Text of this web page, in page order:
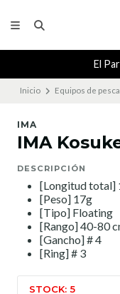
El
Inicio Equipos de pesca
IMA
IMA
DESCRIPCIÓN
[Longitud total]
[Peso] 17g
[Tipo] Floating
[Rango] 40-80
[Gancho] # 4
[Ring] # 3
STOCK: 5